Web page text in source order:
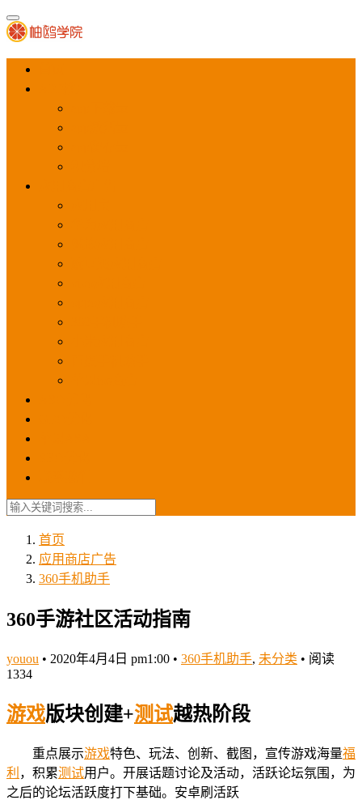
首页
应用商店广告
360手机助手
360手游社区活动指南
youou • 2020年4月4日 pm1:00 • 360手机助手, 未分类 • 阅读
1334
游戏版块创建+测试越热阶段
重点展示游戏特色、玩法、创新、截图，宣传游戏海量福
利 ，积累测试用户。开展话题讨论及活动，活跃论坛氛围，为
之后的论坛活跃度打下基础。安卓刷活跃